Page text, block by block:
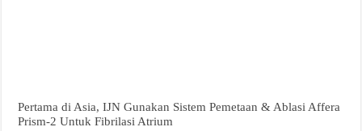
Pertama di Asia, IJN Gunakan Sistem Pemetaan & Ablasi Affera
Prism-2 Untuk Fibrilasi Atrium